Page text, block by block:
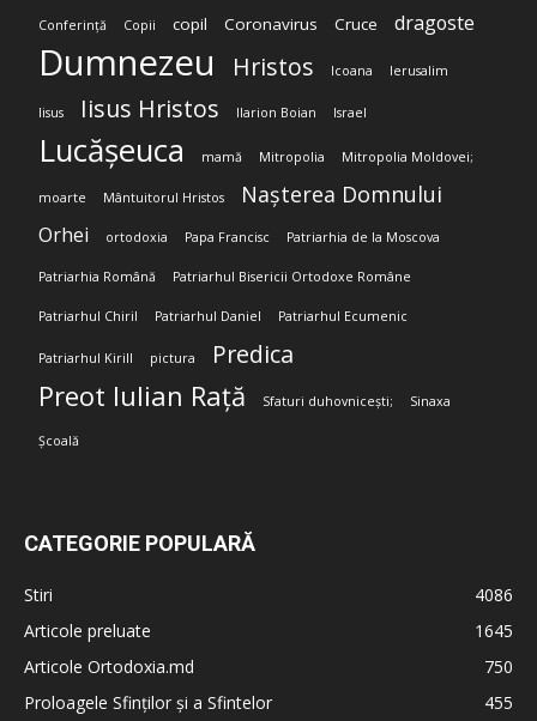
Conferință Copii copil Coronavirus Cruce dragoste
Dumnezeu Hristos Icoana Ierusalim
Iisus Iisus Hristos Ilarion Boian Israel
Lucășeuca mamă Mitropolia Mitropolia Moldovei;
moarte Mântuitorul Hristos Nașterea Domnului
Orhei ortodoxia Papa Francisc Patriarhia de la Moscova
Patriarhia Română Patriarhul Bisericii Ortodoxe Române
Patriarhul Chiril Patriarhul Daniel Patriarhul Ecumenic
Patriarhul Kirill pictura Predica
Preot Iulian Rață Sfaturi duhovnicești; Sinaxa
Școală
CATEGORIE POPULARĂ
Stiri
4086
Articole preluate
1645
Articole Ortodoxia.md
750
Proloagele Sfinților și a Sfintelor
455